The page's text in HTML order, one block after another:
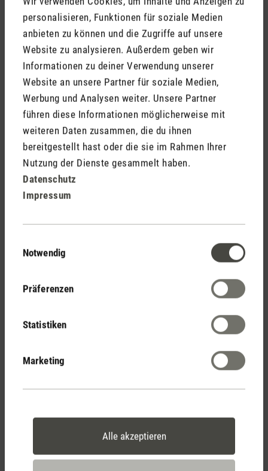
personalisieren, Funktionen für soziale Medien
anbieten zu können und die Zugriffe auf unsere
Website zu analysieren. Außerdem geben wir
Informationen zu deiner Verwendung unserer
Website an unsere Partner für soziale Medien,
Werbung und Analysen weiter. Unsere Partner
führen diese Informationen möglicherweise mit
weiteren Daten zusammen, die du ihnen
bereitgestellt hast oder die sie im Rahmen Ihrer
Nutzung der Dienste gesammelt haben.
Datenschutz
Impressum
Notwendig
Präferenzen
Statistiken
Marketing
Alle akzeptieren
Trendletter Ventilatoren Sommer 2023.doc
Stadler Form
Deine Vorteile
Persönliche Kaufberatung
per Telefon